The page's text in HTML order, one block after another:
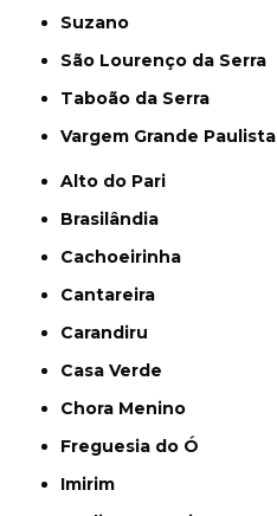
Suzano
São Lourenço da Serra
Taboão da Serra
Vargem Grande Paulista
Alto do Pari
Brasilândia
Cachoeirinha
Cantareira
Carandiru
Casa Verde
Chora Menino
Freguesia do Ó
Imirim